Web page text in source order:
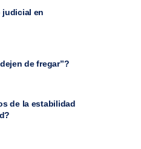
judicial en
de fregar”?
de la estabilidad